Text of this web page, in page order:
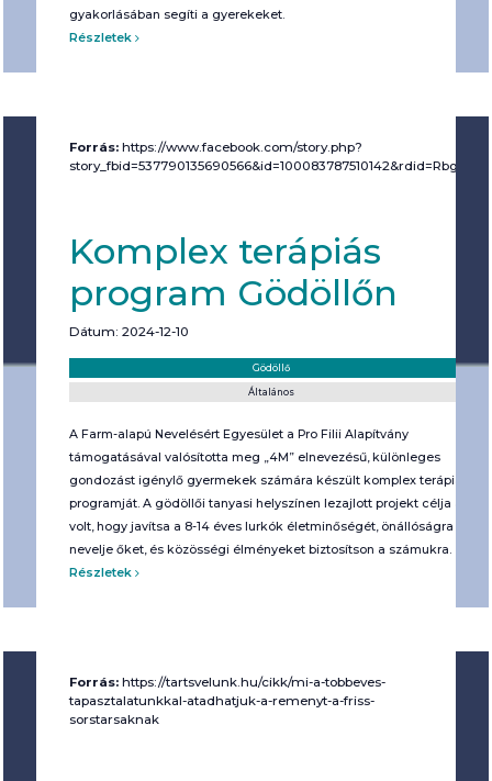
gyakorlásában segíti a gyerekeket.
Részletek
Forrás: https://www.facebook.com/story.php?
Komplex terápiás
program Gödöllőn
Dátum: 2024-12-10
Gödöllő
Általános
A Farm-alapú Nevelésért Egyesület a Pro Filii Alapítvány
támogatásával valósította meg „4M” elnevezésű, különleges
gondozást igénylő gyermekek számára készült komplex terápiás
programját. A gödöllői tanyasi helyszínen lezajlott projekt célja az
volt, hogy javítsa a 8-14 éves lurkók életminőségét, önállóságra
nevelje őket, és közösségi élményeket biztosítson a számukra.
Részletek
Forrás: https://tartsvelunk.hu/cikk/mi-a-tobbeves-
tapasztalatunkkal-atadhatjuk-a-remenyt-a-friss-
sorstarsaknak